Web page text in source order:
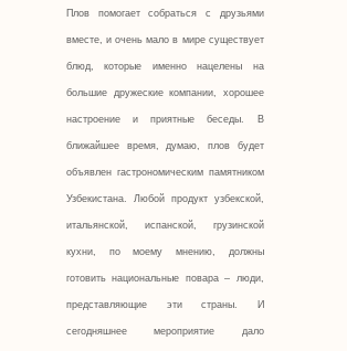
Плов помогает собраться с друзьями
вместе, и очень мало в мире существует
блюд, которые именно нацелены на
большие дружеские компании, хорошее
настроение и приятные беседы. В
ближайшее время, думаю, плов будет
объявлен гастрономическим памятником
Узбекистана. Любой продукт узбекской,
итальянской, испанской, грузинской
кухни, по моему мнению, должны
готовить национальные повара – люди,
представляющие эти страны. И
сегодняшнее мероприятие дало